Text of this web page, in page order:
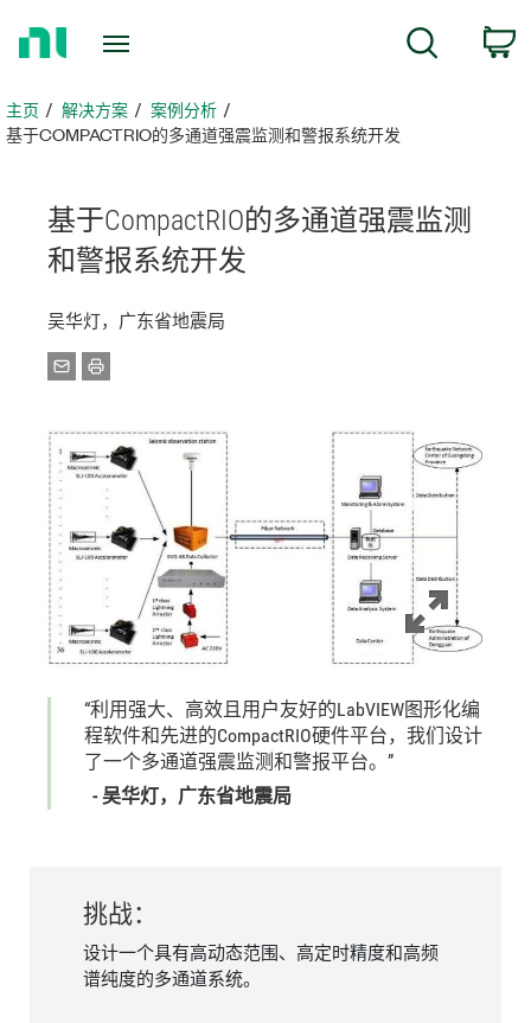
页主页 解决方案
案例分析
基于COMPACTRIO的多通道强震监测和警报系统开发
基于CompactRIO的多通道强震监测
和警报系统开发
吴华灯，广东省地震局
“利用强大、 高效且 用户友好的LabVIEW图形化编
程软件和先进的CompactRIO硬件平台， 我们设计
了一个多通道强震监测和警报平台。”
- 吴华灯， 广东省地震局
挑战：
设计一个具有高动态范围、高定时精度和高频
谱纯度的多通道系统。